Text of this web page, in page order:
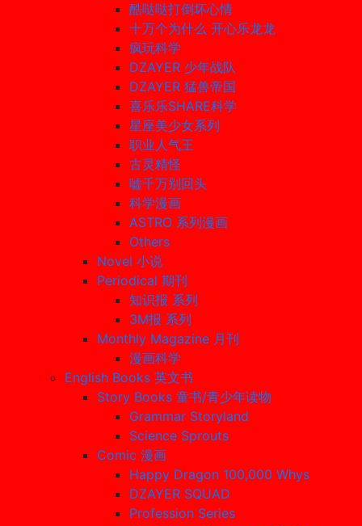
酷哒哒打倒坏心情
十万个为什么 开心乐龙龙
疯玩科学
DZAYER 少年战队
DZAYER 猛兽帝国
喜乐乐SHARE科学
星座美少女系列
职业人气王
古灵精怪
嘘千万别回头
科学漫画
ASTRO 系列漫画
Others
Novel 小说
Periodical 期刊
知识报 系列
3M报 系列
Monthly Magazine 月刊
漫画科学
English Books 英文书
Story Books 童书/青少年读物
Grammar Storyland
Science Sprouts
Comic 漫画
Happy Dragon 100,000 Whys
DZAYER SQUAD
Profession Series